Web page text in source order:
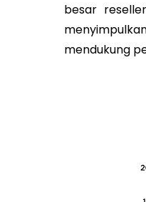
besar
mendukung